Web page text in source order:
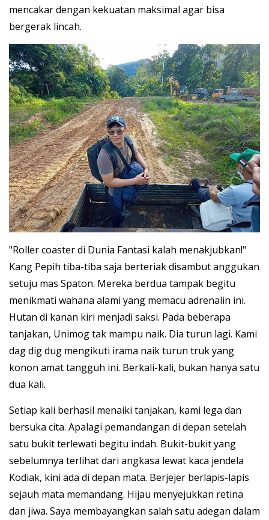
mencakar dengan kekuatan maksimal agar bisa
bergerak lincah.
"Roller coaster di Dunia Fantasi kalah menakjubkan!"
Kang Pepih tiba-tiba saja berteriak disambut anggukan
setuju mas Spaton. Mereka berdua tampak begitu
menikmati wahana alami yang memacu adrenalin ini.
Hutan di kanan kiri menjadi saksi. Pada beberapa
tanjakan, Unimog tak mampu naik. Dia turun lagi. Kami
dag dig dug mengikuti irama naik turun truk yang
konon amat tangguh ini. Berkali-kali, bukan hanya satu
dua kali.
Setiap kali berhasil menaiki tanjakan, kami lega dan
bersuka cita. Apalagi pemandangan di depan setelah
satu bukit terlewati begitu indah. Bukit-bukit yang
sebelumnya terlihat dari angkasa lewat kaca jendela
Kodiak, kini ada di depan mata. Berjejer berlapis-lapis
sejauh mata memandang. Hijau menyejukkan retina
dan jiwa. Saya membayangkan salah satu adegan dalam